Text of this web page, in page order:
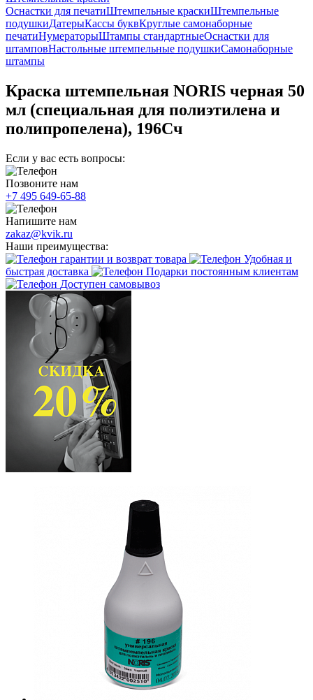
Оснастки для печатиШтемпельные краскиШтемпельные
подушкиДатерыКассы буквКруглые самонаборные
печатиНумераторыШтампы стандартныеОснастки для
штамповНастольные штемпельные подушкиСамонаборные
штампы
Краска штемпельная NORIS черная 50
мл (специальная для полиэтилена и
полипропелена), 196Сч
Если у вас есть вопросы:
Позвоните нам
+7 495 649-65-88
Напишите нам
zakaz@kvik.ru
Наши преимущества:
гарантии и возврат товара
Удобная и
быстрая доставка
Подарки постоянным клиентам
Доступен самовывоз